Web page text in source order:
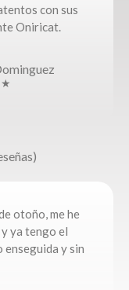
con sus
Oniricat.
otoño, me he
ya tengo el
enseguida y sin